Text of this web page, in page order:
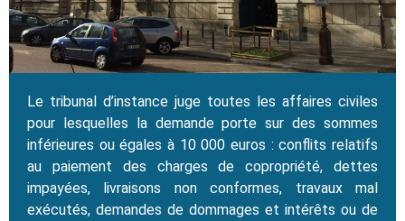
Le tribunal d’instance juge toutes les affaires civiles
pour lesquelles la demande porte sur des sommes
inférieures ou égales à 10 000 euros : conflits relatifs
au paiement des charges de copropriété, dettes
impayées, livraisons non conformes, travaux mal
exécutés, demandes de dommages et intérêts ou de